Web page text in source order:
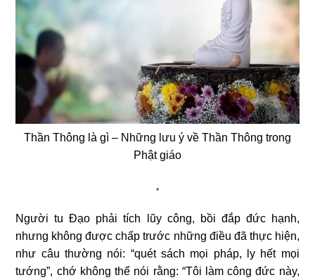
Thần Thông là gì – Những lưu ý về Thần Thông trong
Phật giáo
*
Người tu Ðạo phải tích lũy công, bồi đắp đức hạnh,
nhưng không được chấp trước những điều đã thực hiện,
như câu thường nói: “quét sách mọi pháp, ly hết mọi
tướng”, chớ không thể nói rằng: “Tôi làm công đức này,